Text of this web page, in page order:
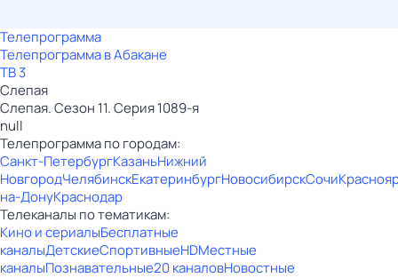
Телепрограмма
Телепрограмма в Абакане
ТВ 3
Слепая
Слепая. Сезон 11. Серия 1089-я
null
Телепрограмма по городам:
Санкт-ПетербургКазаньНижний
НовгородЧелябинскЕкатеринбургНовосибирскСочи
на-ДонуКраснодар
Телеканалы по тематикам:
Кино и сериалыБесплатные
каналыДетскиеСпортивныеHDМестные
каналыПознавательные20 каналовНовостные